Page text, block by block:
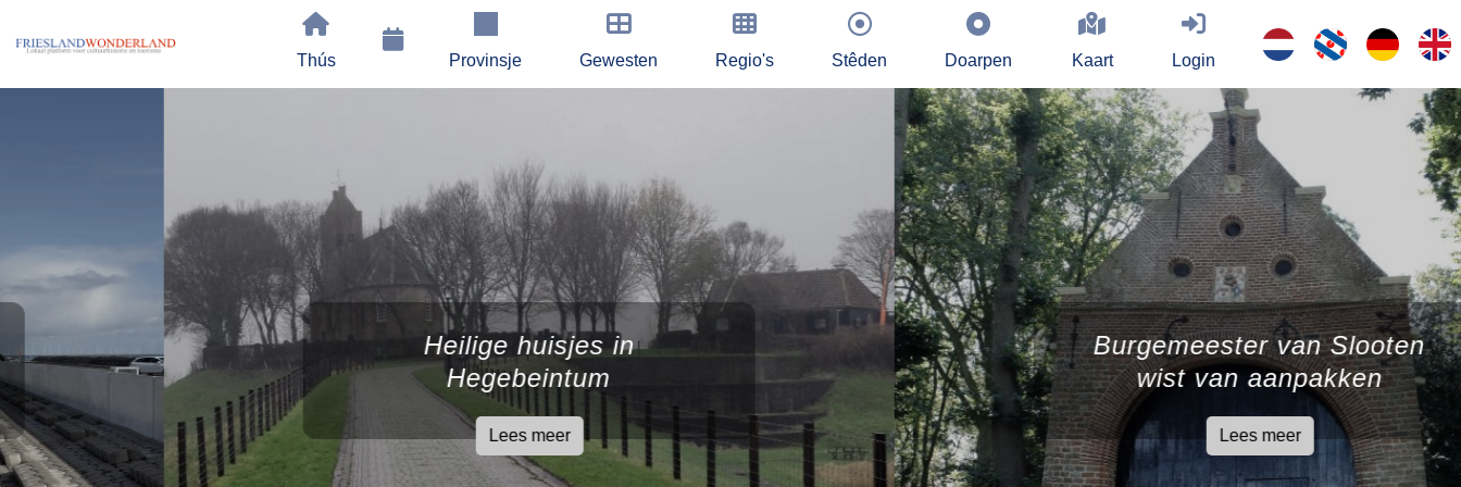
Thús Provinsje Gewesten Regio's Stêden Doarpen Kaart Login
Heilige huisjes in
Hegebeintum
Lees meer
Burgemeester van Slooten
wist van aanpakken
Lees meer